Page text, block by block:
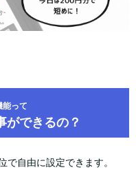
能って
できるの？
で自由に設定できます。